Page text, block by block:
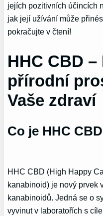
jejích pozitivních účincích
jak její užívání může
pokračujte v čtení!
HHC CBD
přírodní
Vaše zdraví
Co je HHC
HHC CBD (High Happy
kanabinoid) je nový prvek
kanabinoidů. Jedná se o
vyvinut v laboratořích s